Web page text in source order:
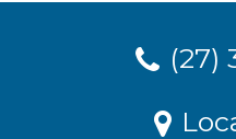
(27)